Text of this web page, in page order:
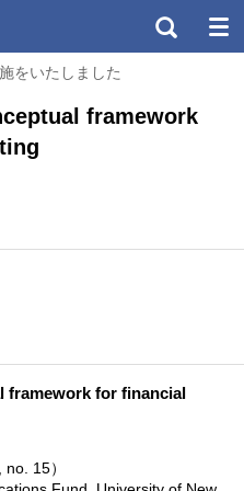
をいたしました
framework
framework for financial
15）